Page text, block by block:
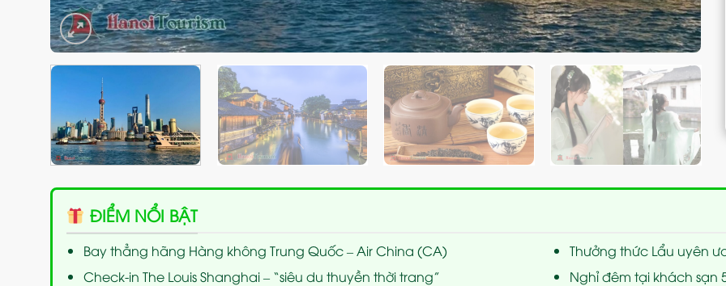
ĐIỂM NỔI BẬT
Bay thẳng hãng Hàng không Trung Quốc – Air China (CA)
Check-in The Louis Shanghai – “siêu du thuyền thời trang”
Thưởng thức Lẩu uyên
Nghỉ đêm tại khách sạn